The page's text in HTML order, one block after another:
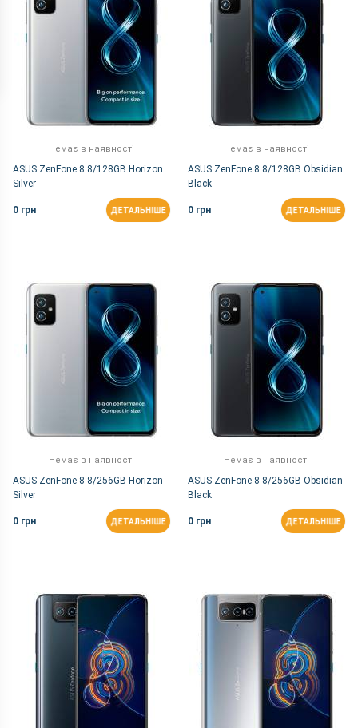
Немає в наявності
ASUS ZenFone 8 8/128GB Horizon
Silver
0 грн ДЕТАЛЬНІШЕ
Немає в наявності
ASUS ZenFone 8 8/128GB Obsidian
Black
0 грн ДЕТАЛЬНІШЕ
Немає в наявності
ASUS ZenFone 8 8/256GB Horizon
Silver
0 грн ДЕТАЛЬНІШЕ
Немає в наявності
ASUS ZenFone 8 8/256GB Obsidian
Black
0 грн ДЕТАЛЬНІШЕ